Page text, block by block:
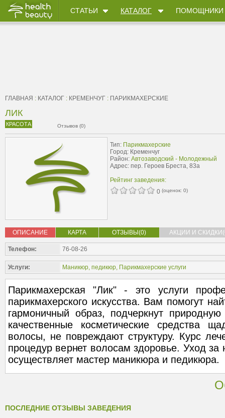
СТАТЬИ КАТАЛОГ ПОМОЩНИКИ
ГЛАВНАЯ : КАТАЛОГ : КРЕМЕНЧУГ : ПАРИКМАХЕРСКИЕ
ЛИК
КРАСОТА Отзывов (0)
Тип: Парикмахерские
Город: Кременчуг
Район: Автозаводский - Молодежный
Адрес: пер. Героев Бреста, 83а
Рейтинг заведения:
0 (оценок: 0)
ОПИСАНИЕ КАРТА ОТЗЫВЫ(0) АКЦИИ И
Телефон: 76-08-26
Услуги: Маникюр, педикюр, Парикмахерские услуги
Парикмахерская "Лик" - это услуги
парикмахерского искусства. Вам помогут
гармоничный образ, подчеркнут
качественные косметические средства
волосы, не повреждают структуру. Курс
процедур вернет волосам здоровье. Уход за
осуществляет мастер маникюра и педикюра.
ПОСЛЕДНИЕ ОТЗЫВЫ ЗАВЕДЕНИЯ